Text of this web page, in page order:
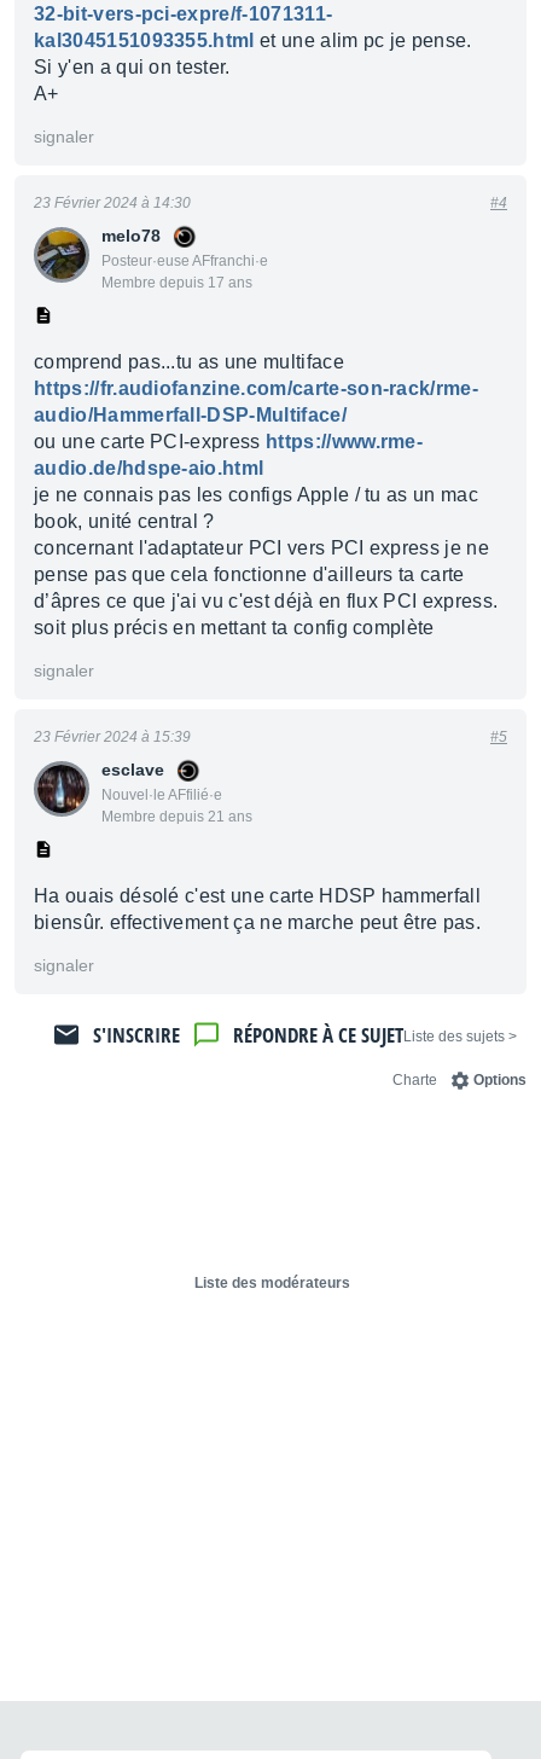
32-bit-vers-pci-expre/f-1071311-
kal3045151093355.html et une alim pc je pense.
Si y'en a qui on tester.
A+
signaler
melo78
Posteur·euse AFfranchi·e
Membre depuis 17 ans
23 Février 2024 à 14:30 #4
comprend pas...tu as une multiface
https://fr.audiofanzine.com/carte-son-rack/rme-
audio/Hammerfall-DSP-Multiface/
ou une carte PCI-express https://www.rme-
audio.de/hdspe-aio.html
je ne connais pas les configs Apple / tu as un mac
book, unité central ?
concernant l'adaptateur PCI vers PCI express je ne
pense pas que cela fonctionne d'ailleurs ta carte
d’âpres ce que j'ai vu c'est déjà en flux PCI express.
soit plus précis en mettant ta config complète
signaler
esclave
Nouvel·le AFfilié·e
Membre depuis 21 ans
23 Février 2024 à 15:39 #5
Ha ouais désolé c'est une carte HDSP hammerfall
biensûr. effectivement ça ne marche peut être pas.
signaler
< Liste des sujets
RÉPONDRE À CE SUJET
S'INSCRIRE
Options
Charte
Liste des modérateurs